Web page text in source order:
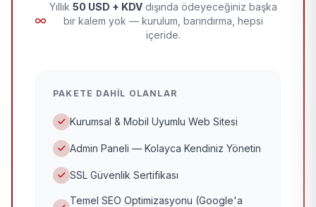
Yıllık 50 USD + KDV dışında ödeyeceğiniz başka
bir kalem yok — kurulum, barındırma, hepsi
içeride.
PAKETE DAHIL OLANLAR
Kurumsal & Mobil Uyumlu Web Sitesi
Admin Paneli — Kolayca Kendiniz Yönetin
SSL Güvenlik Sertifikası
Temel SEO Optimizasyonu (Google'a